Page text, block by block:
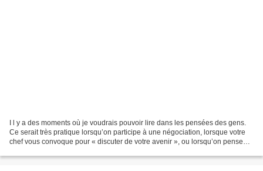
I l y a des moments où je voudrais pouvoir lire dans les pensées des gens.
Ce serait très pratique lorsqu’on participe à une négociation, lorsque votre
chef vous convoque pour « discuter de votre avenir », ou lorsqu’on pense